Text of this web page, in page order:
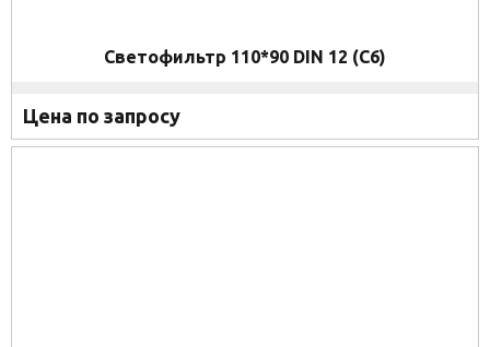
Светофильтр 110*90 DIN 12 (C6)
Цена по запросу